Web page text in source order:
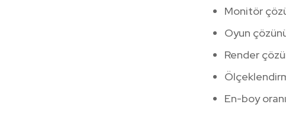
Monitör
Oyun
Render
En-boy